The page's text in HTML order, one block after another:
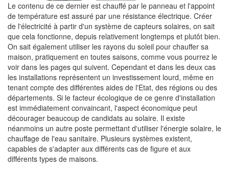
Le contenu de ce dernier est chauffé par le panneau et l'appoint
de température est assuré par une résistance électrique. Créer
de l'électricité à partir d'un système de capteurs solaires, on sait
que cela fonctionne, depuis relativement longtemps et plutôt bien.
On sait également utiliser les rayons du soleil pour chauffer sa
maison, pratiquement en toutes saisons, comme vous pourrez le
voir dans les pages qui suivent. Cependant et dans les deux cas
les installations représentent un investissement lourd, même en
tenant compte des différentes aides de l'Etat, des régions ou des
départements. Si le facteur écologique de ce genre d'installation
est immédiatement convaincant, l'aspect économique peut
décourager beaucoup de candidats au solaire. Il existe
néanmoins un autre poste permettant d'utiliser l'énergie solaire, le
chauffage de l'eau sanitaire. Plusieurs systèmes existent,
capables de s'adapter aux différents cas de figure et aux
différents types de maisons.